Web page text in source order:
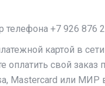
телефона +7 926 876
картой в
оплатить свой заказ
Mastercard или МИР